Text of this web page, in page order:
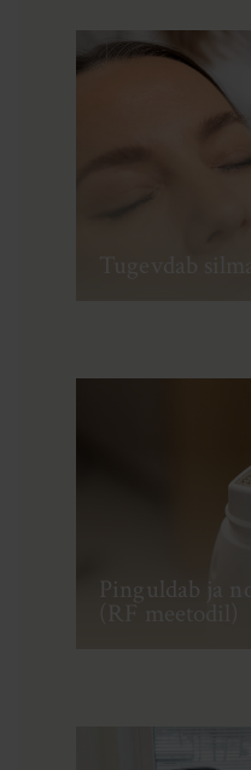
Tugevdab
Pinguldab ja
(RF meetodil)